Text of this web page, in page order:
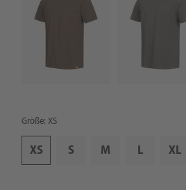
Größe: XS
XS S M L XL